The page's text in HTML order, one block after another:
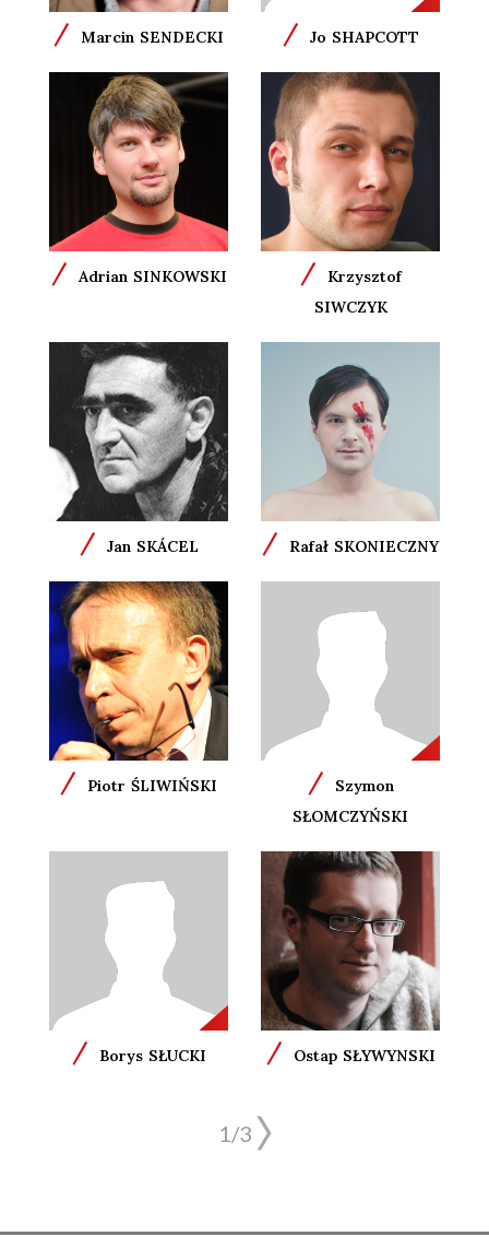
/ Marcin SENDECKI / Jo SHAPCOTT
/ Adrian SINKOWSKI /
Krzysztof
SIWCZYK
/ Jan SKÁCEL / Rafał SKONIECZNY
/ Piotr ŚLIWIŃSKI /
Szymon
SŁOMCZYŃSKI
/ Borys SŁUCKI / Ostap SŁYWYNSKI
1/3